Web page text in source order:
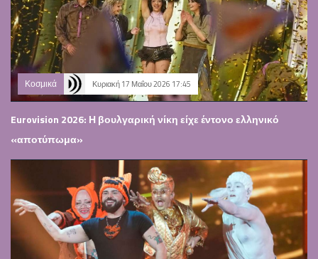
Κοσμικά Κυριακή 17 Μαΐου 2026 17:45
Eurovision 2026: Η βουλγαρική νίκη είχε έντονο ελληνικό
«αποτύπωμα»